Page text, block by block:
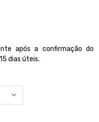
após a confirmação do
dias úteis.